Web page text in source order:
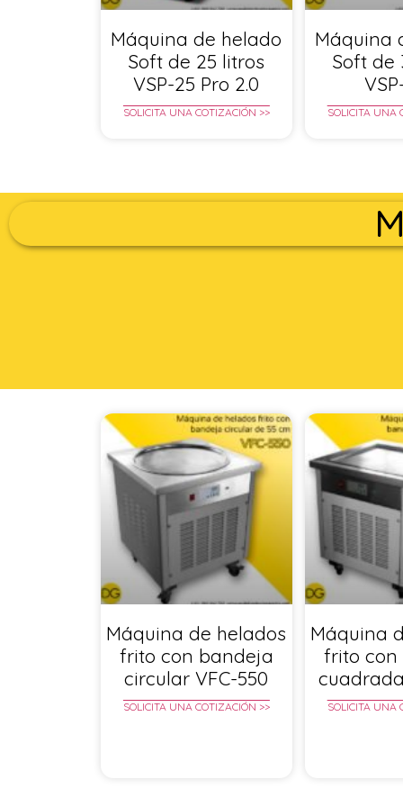
Máquina de helado
Soft de 25 litros
VSP-25 Pro 2.0
SOLICITA UNA COTIZACIÓN >>
Máquina
Soft de
SOLICITA UNA
Máquina de helados
frito con bandeja
circular VFC-550
SOLICITA UNA COTIZACIÓN >>
Máquina
frito
SOLICITA UNA